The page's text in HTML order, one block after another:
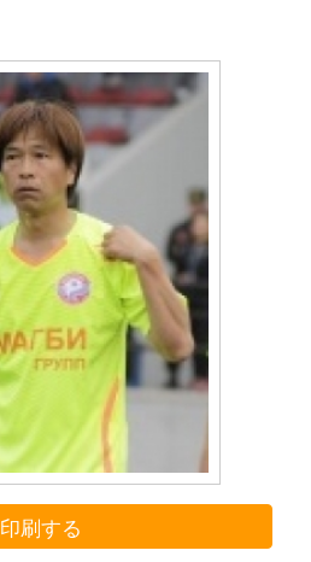
印刷する